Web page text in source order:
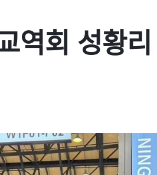
역회 성황